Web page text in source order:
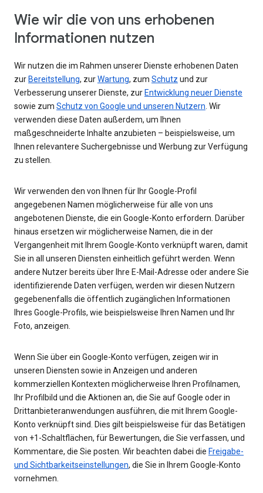
Wie wir die von uns erhobenen
Informationen nutzen
Wir nutzen die im Rahmen unserer Dienste erhobenen Daten
zur Bereitstellung, zurWartung, zum Schutz und zur
Verbesserung unserer Dienste, zur Entwicklung neuer Dienste
sowie zum Schutz von Google und unseren Nutzern. Wir
verwenden diese Daten außerdem, um Ihnen
maßgeschneiderte Inhalte anzubieten – beispielsweise, um
Ihnen relevantere Suchergebnisse und Werbung zur Verfügung
zu stellen.
Wir verwenden den von Ihnen für Ihr Google-Profil
angegebenen Namen möglicherweise für alle von uns
angebotenen Dienste, die ein Google-Konto erfordern. Darüber
hinaus ersetzen wir möglicherweise Namen, die in der
Vergangenheit mit Ihrem Google-Konto verknüpft waren, damit
Sie in all unseren Diensten einheitlich geführt werden. Wenn
andere Nutzer bereits über Ihre E-Mail-Adresse oder andere Sie
identifizierende Daten verfügen, werden wir diesen Nutzern
gegebenenfalls die öffentlich zugänglichen Informationen
Ihres Google-Profils, wie beispielsweise Ihren Namen und Ihr
Foto, anzeigen.
Wenn Sie über ein Google-Konto verfügen, zeigen wir in
unseren Diensten sowie in Anzeigen und anderen
kommerziellen Kontexten möglicherweise Ihren Profilnamen,
Ihr Profilbild und die Aktionen an, die Sie auf Google oder in
Drittanbieteranwendungen ausführen, die mit Ihrem Google-
Konto verknüpft sind. Dies gilt beispielsweise für das Betätigen
von +1-Schaltflächen, für Bewertungen, die Sie verfassen, und
Kommentare, die Sie posten. Wir beachten dabei die Freigabe-
und Sichtbarkeitseinstellungen, die Sie in Ihrem Google-Konto
vornehmen.